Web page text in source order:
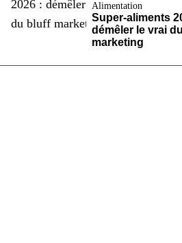
Alimentation
Super-aliments
démêler le vrai
marketing